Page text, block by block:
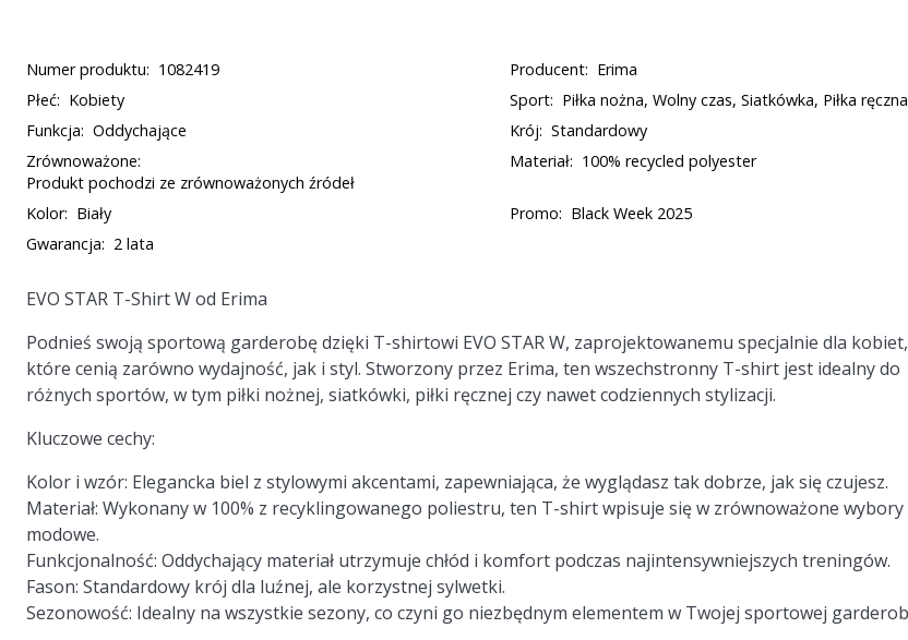
Numer produktu: 1082419 Producent: Erima
Płeć: Kobiety Sport: Piłka nożna, Wolny czas, Siatkówka, Piłka ręczna
Funkcja: Oddychające Krój: Standardowy
Zrównoważone:
Produkt pochodzi ze zrównoważonych źródeł
Materiał: 100% recycled polyester
Kolor: Biały Promo: Black Week 2025
Gwarancja: 2 lata
EVO STAR T-Shirt W od Erima
Podnieś swoją sportową garderobę dzięki T-shirtowi EVO STAR W, zaprojektowanemu specjalnie dla kobiet,
które cenią zarówno wydajność, jak i styl. Stworzony przez Erima, ten wszechstronny T-shirt jest idealny do
różnych sportów, w tym piłki nożnej, siatkówki, piłki ręcznej czy nawet codziennych stylizacji.
Kluczowe cechy:
Kolor i wzór: Elegancka biel z stylowymi akcentami, zapewniająca, że wyglądasz tak dobrze, jak się czujesz.
Materiał: Wykonany w 100% z recyklingowanego poliestru, ten T-shirt wpisuje się w zrównoważone wybory
modowe.
Funkcjonalność: Oddychający materiał utrzymuje chłód i komfort podczas najintensywniejszych treningów.
Fason: Standardowy krój dla luźnej, ale korzystnej sylwetki.
Sezonowość: Idealny na wszystkie sezony, co czyni go niezbędnym elementem w Twojej sportowej